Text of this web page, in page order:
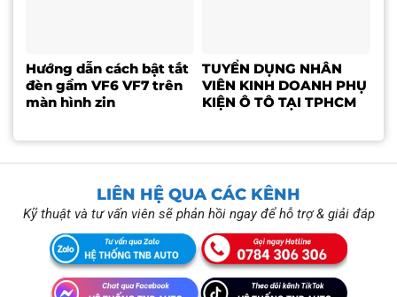
Hướng dẫn cách bật tắt
đèn gầm VF6 VF7 trên
màn hình zin
TUYỂN DỤNG NHÂN
VIÊN KINH DOANH PHỤ
KIỆN Ô TÔ TẠI TPHCM
LIÊN HỆ QUA CÁC KÊNH
Kỹ thuật và tư vấn viên sẽ phản hồi ngay để hỗ trợ & giải đáp